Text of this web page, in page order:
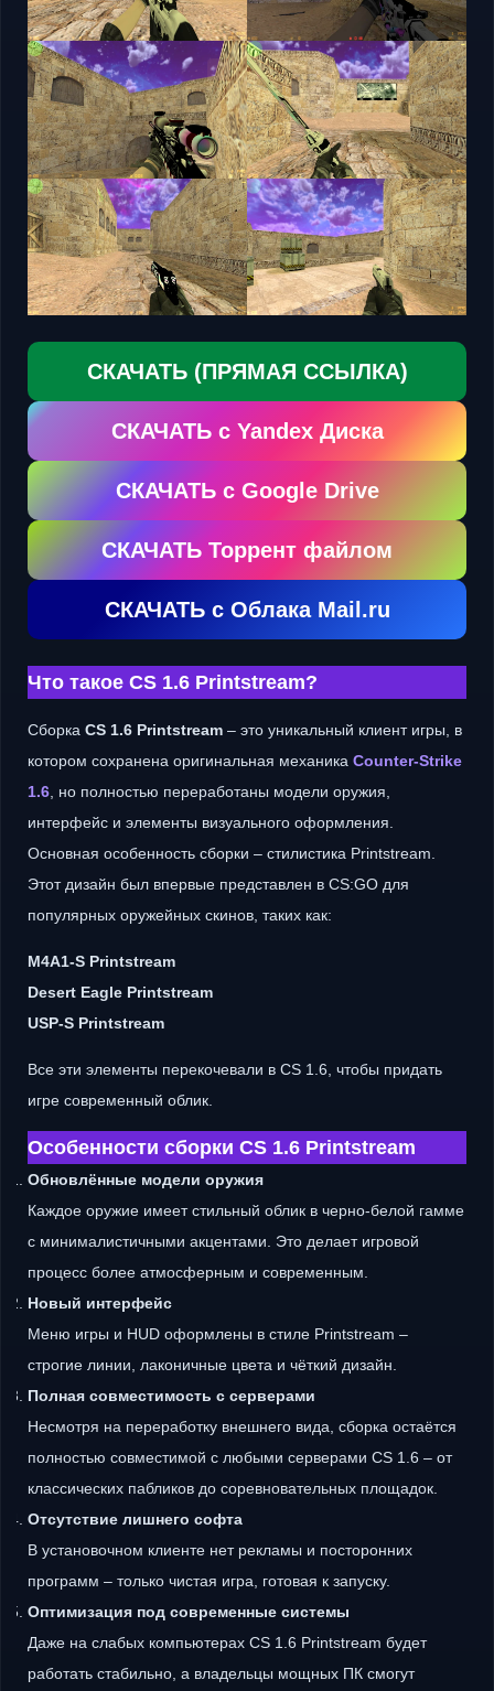
СКАЧАТЬ (ПРЯМАЯ ССЫЛКА)
СКАЧАТЬ с Yandex Диска
СКАЧАТЬ с Google Drive
СКАЧАТЬ Торрент файлом
СКАЧАТЬ с Облака Mail.ru
Что такое CS 1.6 Printstream?
Сборка CS 1.6 Printstream – это уникальный клиент игры, в
котором сохранена оригинальная механика Counter-Strike
1.6 , но полностью переработаны модели оружия,
интерфейс и элементы визуального оформления.
Основная особенность сборки – стилистика Printstream.
Этот дизайн был впервые представлен в CS:GO для
популярных оружейных скинов, таких как:
M4A1-S Printstream
Desert Eagle Printstream
USP-S Printstream
Все эти элементы перекочевали в CS 1.6, чтобы придать
игре современный облик.
Особенности сборки CS 1.6 Printstream
Обновлённые модели оружия
Каждое оружие имеет стильный облик в черно-белой гамме
с минималистичными акцентами. Это делает игровой
процесс более атмосферным и современным.
Новый интерфейс
Меню игры и HUD оформлены в стиле Printstream –
строгие линии, лаконичные цвета и чёткий дизайн.
Полная совместимость с серверами
Несмотря на переработку внешнего вида, сборка остаётся
полностью совместимой с любыми серверами CS 1.6 – от
классических пабликов до соревновательных площадок.
Отсутствие лишнего софта
В установочном клиенте нет рекламы и посторонних
программ – только чистая игра, готовая к запуску.
Оптимизация под современные системы
Даже на слабых компьютерах CS 1.6 Printstream будет
работать стабильно, а владельцы мощных ПК смогут